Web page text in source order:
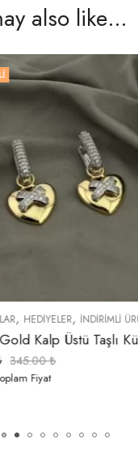
also like…
KÜPELER ,ÖZEL SERİLER,
İNDIRIMLI
ÇOK SATANLAR,
Xeneora
295.00
Kdv Dahil Toplam